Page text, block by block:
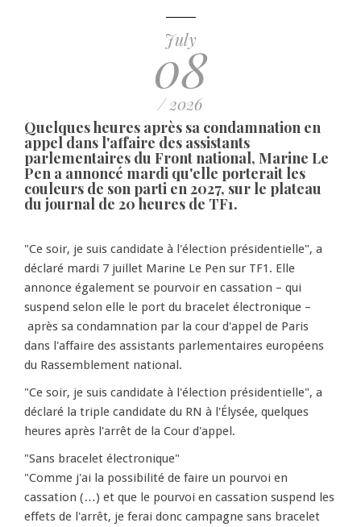
July
08
/ 2026
Quelques heures après sa condamnation en
appel dans l'affaire des assistants
parlementaires du Front national, Marine Le
Pen a annoncé mardi qu'elle porterait les
couleurs de son parti en 2027, sur le plateau
du journal de 20 heures de TF1.
"Ce soir, je suis candidate à l'élection présidentielle", a
déclaré mardi 7 juillet Marine Le Pen sur TF1. Elle
annonce également se pourvoir en cassation – qui
suspend selon elle le port du bracelet électronique –
après sa condamnation par la cour d'appel de Paris
dans l'affaire des assistants parlementaires européens
du Rassemblement national.
"Ce soir, je suis candidate à l'élection présidentielle", a
déclaré la triple candidate du RN à l'Élysée, quelques
heures après l'arrêt de la Cour d'appel.
"Sans bracelet électronique"
"Comme j'ai la possibilité de faire un pourvoi en
cassation (…) et que le pourvoi en cassation suspend les
effets de l'arrêt, je ferai donc campagne sans bracelet